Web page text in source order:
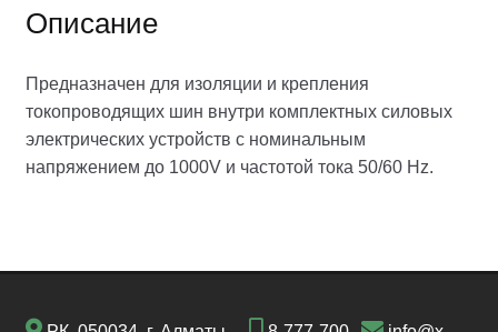
Описание
Предназначен для изоляции и крепления
токопроводящих шин внутри комплектных силовых
электрических устройств с номинальным
напряжением до 1000V и частотой тока 50/60 Hz.